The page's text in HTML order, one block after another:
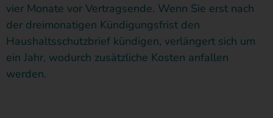
vier Monate vor Vertragsende. Wenn Sie erst nach
der dreimonatigen Kündigungsfrist den
Haushaltsschutzbrief kündigen, verlängert sich um
ein Jahr, wodurch zusätzliche Kosten anfallen
werden.